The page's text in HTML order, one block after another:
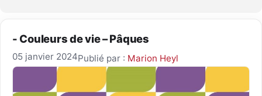
- Couleurs de vie – Pâques
05 janvier 2024Publié par : Marion Heyl